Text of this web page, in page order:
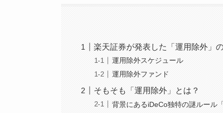
楽天証券が発表した「運用除外」
運用除外スケジュール
運用除外ファンド
そもそも「運用除外」とは？
背景にあるiDeCo独特の謎ルール